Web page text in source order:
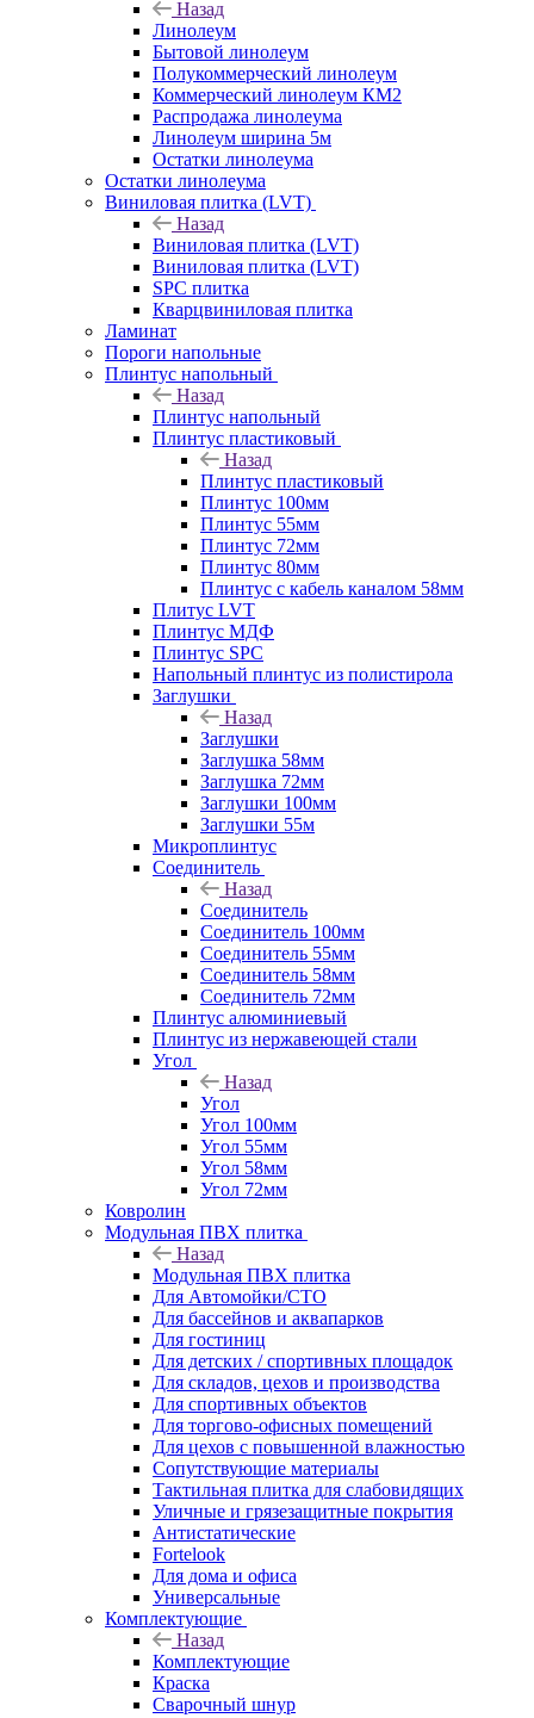
Назад
Линолеум
Бытовой линолеум
Полукоммерческий линолеум
Коммерческий линолеум КМ2
Распродажа линолеума
Линолеум ширина 5м
Остатки линолеума
Остатки линолеума
Виниловая плитка (LVT)
Назад
Виниловая плитка (LVT)
Виниловая плитка (LVT)
SPC плитка
Кварцвиниловая плитка
Ламинат
Пороги напольные
Плинтус напольный
Назад
Плинтус напольный
Плинтус пластиковый
Назад
Плинтус пластиковый
Плинтус 100мм
Плинтус 55мм
Плинтус 72мм
Плинтус 80мм
Плинтус с кабель каналом 58мм
Плитус LVT
Плинтус МДФ
Плинтус SPC
Напольный плинтус из полистирола
Заглушки
Назад
Заглушки
Заглушка 58мм
Заглушка 72мм
Заглушки 100мм
Заглушки 55м
Микроплинтус
Соединитель
Назад
Соединитель
Соединитель 100мм
Соединитель 55мм
Соединитель 58мм
Соединитель 72мм
Плинтус алюминиевый
Плинтус из нержавеющей стали
Угол
Назад
Угол
Угол 100мм
Угол 55мм
Угол 58мм
Угол 72мм
Ковролин
Модульная ПВХ плитка
Назад
Модульная ПВХ плитка
Для Автомойки/СТО
Для бассейнов и аквапарков
Для гостиниц
Для детских / спортивных площадок
Для складов, цехов и производства
Для спортивных объектов
Для торгово-офисных помещений
Для цехов с повышенной влажностью
Сопутствующие материалы
Тактильная плитка для слабовидящих
Уличные и грязезащитные покрытия
Антистатические
Fortelook
Для дома и офиса
Универсальные
Комплектующие
Назад
Комплектующие
Краска
Сварочный шнур